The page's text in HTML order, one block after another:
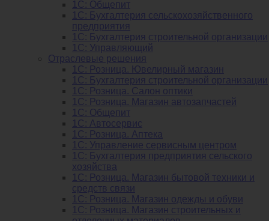
1С: Общепит
1С: Бухгалтерия сельскохозяйст­венного
предприятия
1С: Бухгалтерия строительной организации
1С: Управляющий
Отраслевые решения
1С: Розница. Ювелирный магазин
1С: Бухгалтерия строительной организации
1С: Розница. Салон оптики
1С: Розница. Магазин автозапчастей
1C: Общепит
1С: Автосервис
1С: Розница. Аптека
1С: Управление сервисным центром
1С: Бухгалтерия предприятия сельского
хозяйства
1С: Розница. Магазин бытовой техники и
средств связи
1С: Розница. Магазин одежды и обуви
1С: Розница. Магазин строительных и